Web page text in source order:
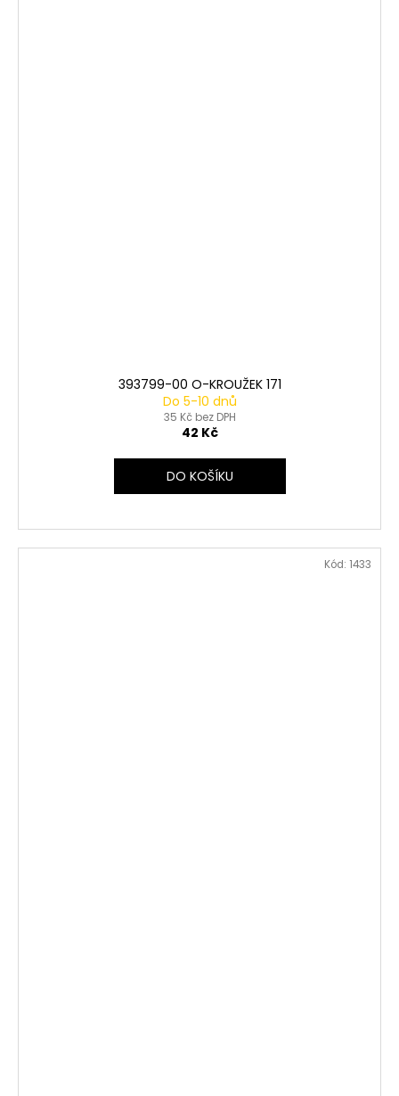
393799-00 O-KROUŽEK 171
Do 5-10 dnů
35 Kč bez DPH
42 Kč
DO KOŠÍKU
Kód: 1433